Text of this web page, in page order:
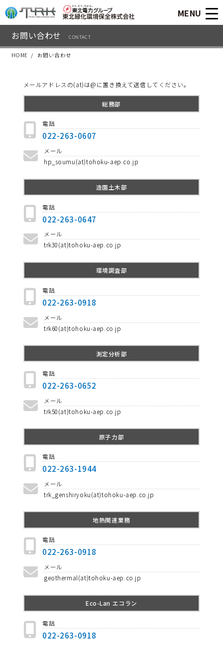
MENU
HOME お問い合わせ
お問い合わせ CONTACT
メールアドレスの(at)は@に置き換えて送信してください。
総務部
電話
022-263-0607
メール
hp_soumu(at)tohoku-aep.co.jp
造園土木部
電話
022-263-0647
メール
trk30(at)tohoku-aep.co.jp
環境調査部
電話
022-263-0918
メール
trk60(at)tohoku-aep.co.jp
測定分析部
電話
022-263-0652
メール
trk50(at)tohoku-aep.co.jp
原子力部
電話
022-263-1944
メール
trk_genshiryoku(at)tohoku-aep.co.jp
地熱関連業務
電話
022-263-0918
メール
geothermal(at)tohoku-aep.co.jp
Eco-Lan エコラン
電話
022-263-0918